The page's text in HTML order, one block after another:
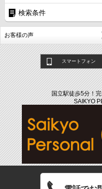
検索条件
お客様の声
スマートフォン
国立駅徒歩5分！
SAIKYO